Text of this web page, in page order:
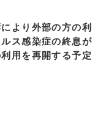
より外部の方の利
ス感染症の終息が
用を再開する予定